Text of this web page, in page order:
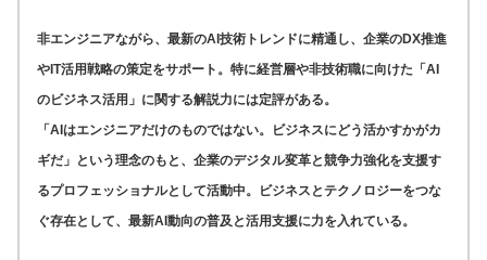
非エンジニアながら、最新のAI技術トレンドに精通し、企業のDX推進
やIT活用戦略の策定をサポート。特に経営層や非技術職に向けた「AI
のビジネス活用」に関する解説力には定評がある。
「AIはエンジニアだけのものではない。ビジネスにどう活かすかがカ
ギだ」という理念のもと、企業のデジタル変革と競争力強化を支援す
るプロフェッショナルとして活動中。ビジネスとテクノロジーをつな
ぐ存在として、最新AI動向の普及と活用支援に力を入れている。